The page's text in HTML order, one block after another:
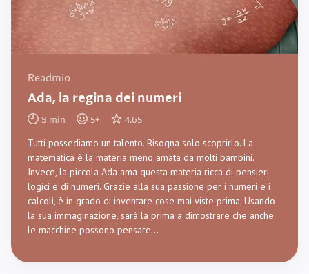
Readmio
Ada, la regina dei numeri
9 min 5+ 4.65
Tutti possediamo un talento. Bisogna solo scoprirlo. La
matematica è la materia meno amata da molti bambini.
Invece, la piccola Ada ama questa materia ricca di pensieri
logici e di numeri. Grazie alla sua passione per i numeri e i
calcoli, è in grado di inventare cose mai viste prima. Usando
la sua immaginazione, sarà la prima a dimostrare che anche
le macchine possono pensare…